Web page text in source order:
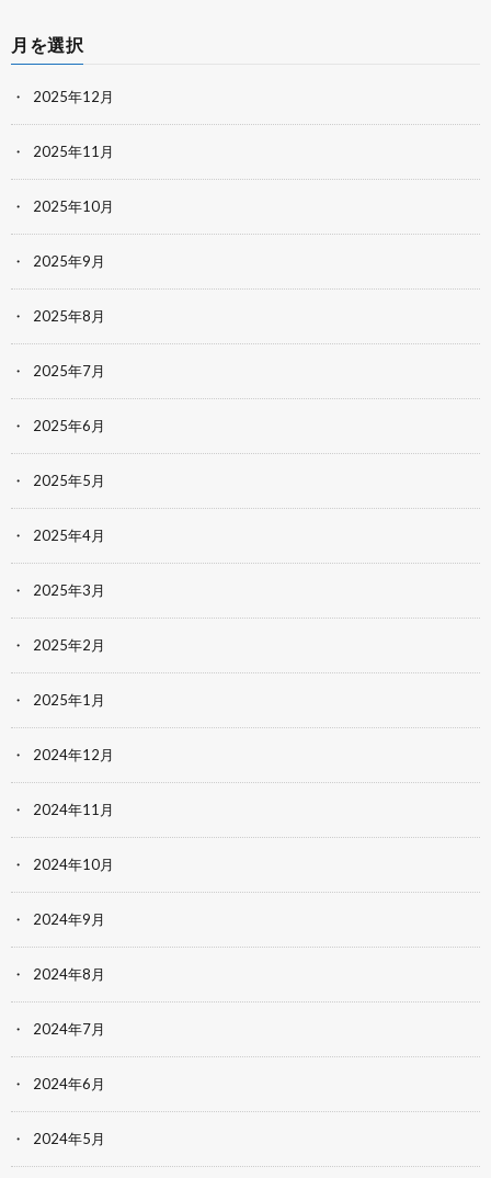
月を選択
2025年12月
2025年11月
2025年10月
2025年9月
2025年8月
2025年7月
2025年6月
2025年5月
2025年4月
2025年3月
2025年2月
2025年1月
2024年12月
2024年11月
2024年10月
2024年9月
2024年8月
2024年7月
2024年6月
2024年5月